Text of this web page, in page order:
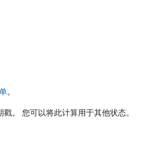
。
。 您可以将此计算用于其他状态。